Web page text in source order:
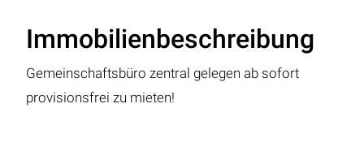
Immobilienbeschreibung
Gemeinschaftsbüro zentral gelegen ab sofort
provisionsfrei zu mieten!